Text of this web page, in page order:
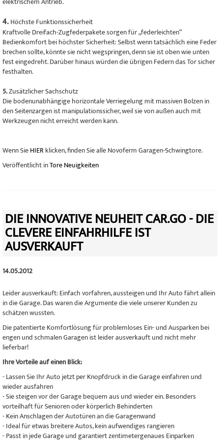
4. Höchste Funktionssicherheit
Kraftvolle Dreifach-Zugfederpakete sorgen für „federleichten“
Bedienkomfort bei höchster Sicherheit: Selbst wenn tatsächlich eine Feder
brechen sollte, könnte sie nicht wegspringen, denn sie ist oben wie unten
fest eingedreht. Darüber hinaus würden die übrigen Federn das Tor sicher
festhalten.
5.Zusätzlicher Sachschutz
Die bodenunabhängige horizontale Verriegelung mit massiven Bolzen in
den Seitenzargen ist manipulationssicher, weil sie von außen auch mit
Werkzeugen nicht erreicht werden kann.
Wenn SieHIER klicken, finden Sie alle Novoferm Garagen-Schwingtore.
Veröffentlicht inTore Neuigkeiten
DIE INNOVATIVE NEUHEIT CAR.GO - DIE
CLEVERE EINFAHRHILFE IST
AUSVERKAUFT
14.05.2012
Leider ausverkauft: Einfach vorfahren, aussteigen und Ihr Auto fährt allein
in die Garage. Das waren die Argumente die viele unserer Kunden zu
schätzen wussten.
Die patentierte Komfortlösung für problemloses Ein- und Ausparken bei
engen und schmalen Garagen ist leider ausverkauft und nicht mehr
lieferbar!
Ihre Vorteile auf einen Blick:
- Lassen Sie Ihr Auto jetzt per Knopfdruck in die Garage einfahren und
wieder ausfahren
- Sie steigen vor der Garage bequem aus und wieder ein. Besonders
vorteilhaft für Senioren oder körperlich Behinderten
- Kein Anschlagen der Autotüren an die Garagenwand
- Ideal für etwas breitere Autos, kein aufwendiges rangieren
- Passt in jede Garage und garantiert zentimetergenaues Einparken